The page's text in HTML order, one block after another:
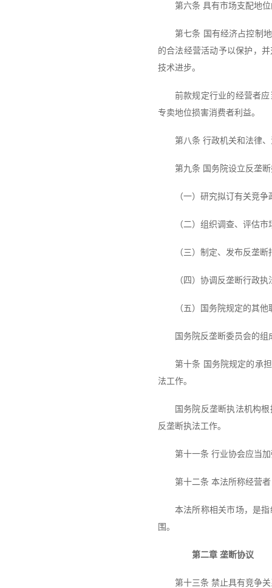
第六条 具有市场支配地
第七条 国有经济占控制
的合法经营活动予以保护，
技术进步。
前款规定行业的经营者
专卖地位损害消费者利益。
第八条 行政机关和法律
第九条 国务院设立反垄
（一）研究拟订有关竞争
（二）组织调查、评估
（三）制定、发布反垄断
（四）协调反垄断行政执
（五）国务院规定的其他
国务院反垄断委员会的
第十条 国务院规定的承
法工作。
国务院反垄断执法机构
反垄断执法工作。
第十一条 行业协会应当
第十二条 本法所称经营
本法所称相关市场，是
围。
第二章 垄断协议
第十三条 禁止具有竞争